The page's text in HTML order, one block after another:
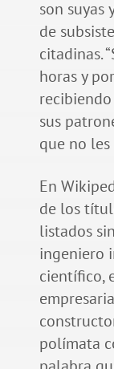
son suyas
de
citadinas.
horas y
sus
que no les
En
de los
listados
ingeniero
científico,
polímata